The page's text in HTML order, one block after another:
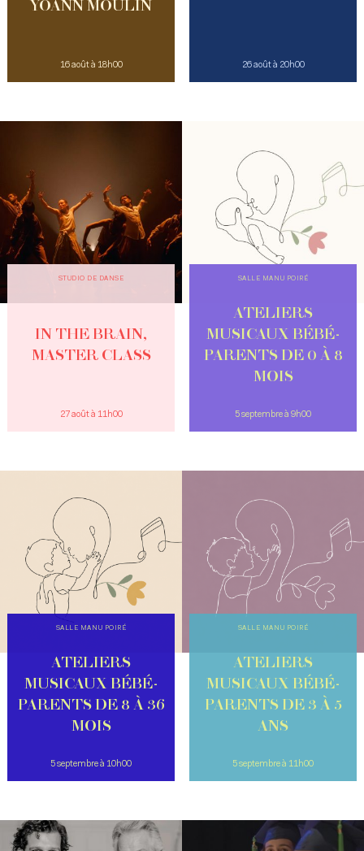
YOANN MOULIN
16 août à 18h00 26 août à 20h00
STUDIO DE DANSE
IN THE BRAIN,
MASTER CLASS
27 août à 11h00
SALLE MANU POIRÉ
ATELIERS
MUSICAUX BÉBÉ-
PARENTS DE 0 À 8
MOIS
5 septembre à 9h00
SALLE MANU POIRÉ
ATELIERS
MUSICAUX BÉBÉ-
PARENTS DE 8 À 36
MOIS
5 septembre à 10h00
SALLE MANU POIRÉ
ATELIERS
MUSICAUX BÉBÉ-
PARENTS DE 3 À 5
ANS
5 septembre à 11h00